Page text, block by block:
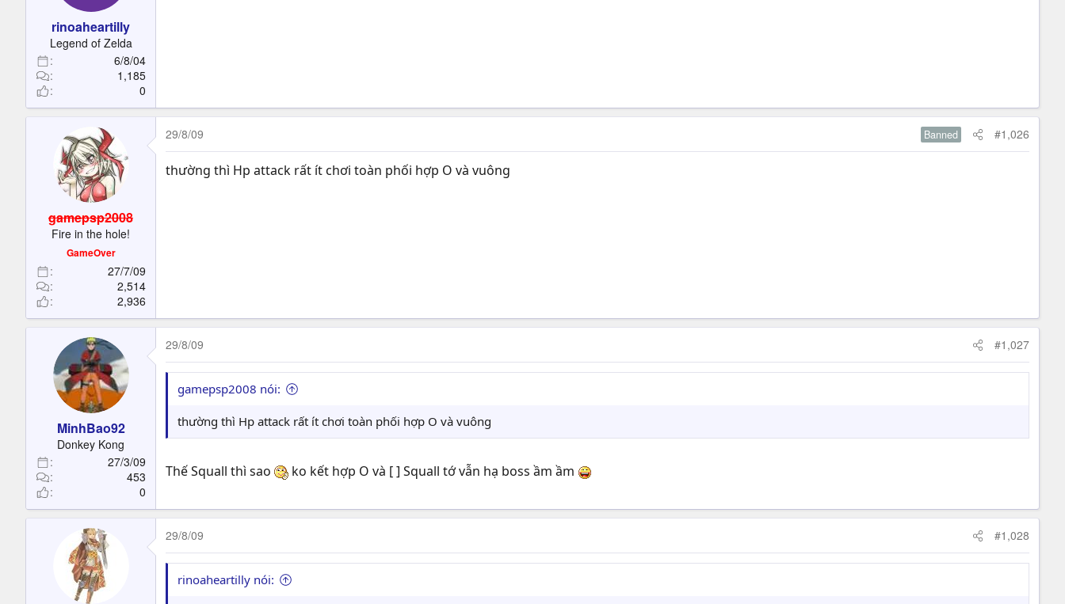
rinoaheartilly
Legend of Zelda
6/8/04
1,185
0
gamepsp2008
Fire in the hole!
GameOver
27/7/09
2,514
2,936
29/8/09 Banned #1,026
thường thì Hp attack rất ít chơi toàn phối hợp O và vuông
MinhBao92
Donkey Kong
27/3/09
453
0
29/8/09 #1,027
gamepsp2008 nói:
thường thì Hp attack rất ít chơi toàn phối hợp O và vuông
Thế Squall thì sao ko kết hợp O và [ ] Squall tớ vẫn hạ boss ầm ầm
29/8/09 #1,028
rinoaheartilly nói: